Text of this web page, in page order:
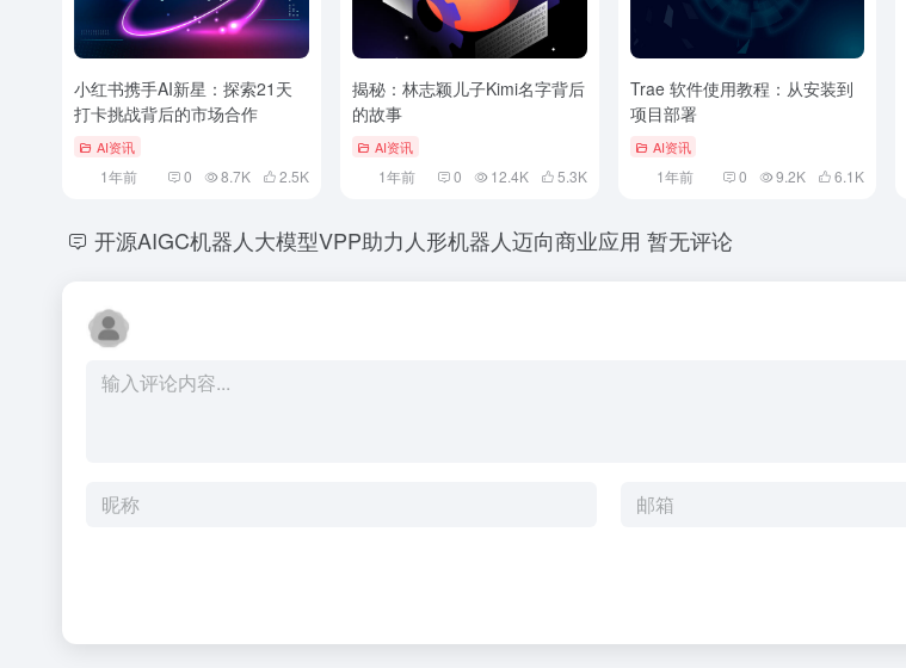
小红书携手AI新星：探索21天
打卡挑战背后的市场合作
AI资讯
1年前 0 8.7K 2.5K
揭秘：林志颖儿子Kimi名字背后
的故事
AI资讯
1年前 0 12.4K 5.3K
Trae 软件使用教程：从安装到
项目部署
AI资讯
1年前 0 9.2K 6.1 K
开源AIGC机器人大模型VPP助力人形机器人迈向商业应用 暂无评论